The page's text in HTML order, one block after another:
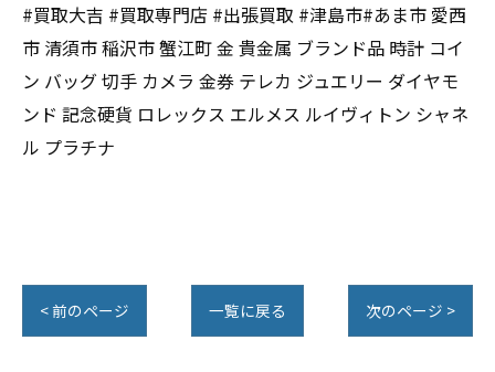
#買取大吉 #買取専門店 #出張買取 #津島市#あま市 愛西
市 清須市 稲沢市 蟹江町 金 貴金属 ブランド品 時計 コイ
ン バッグ 切手 カメラ 金券 テレカ ジュエリー ダイヤモ
ンド 記念硬貨 ロレックス エルメス ルイヴィトン シャネ
ル プラチナ
< 前のページ 一覧に戻る 次のページ >